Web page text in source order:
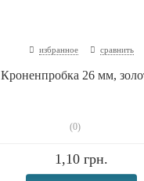
избранное сравнить
Кроненпробка 26 мм,
(0)
1,10 грн.